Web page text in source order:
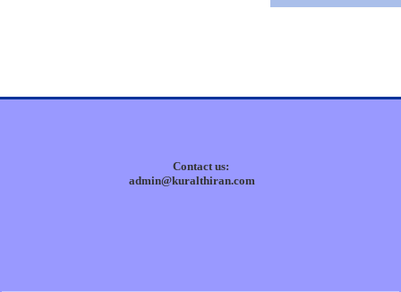
Contact us:
admin@kuralthiran.com